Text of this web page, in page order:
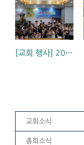
[교회 행사] 2026 아동부 연합 여름성경학교 (부산, 거제, 대구)
교회소식
총회소식